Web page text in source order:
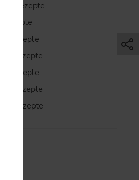
Rezepte
Rezepte
Rezepte
Rezepte
Rezepte
Rezepte
Rezepte